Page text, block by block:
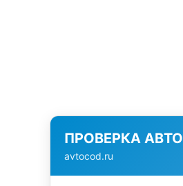
ПРОВЕРКА АВТО
avtocod.ru